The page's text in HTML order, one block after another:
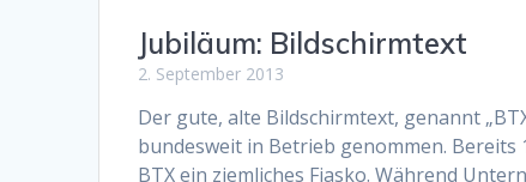
Jubiläum: Bildschirmtext
2. September 2013
Der gute, alte Bildschirmtext, genannt
bundesweit in Betrieb genommen.
BTX ein ziemliches Fiasko. Während